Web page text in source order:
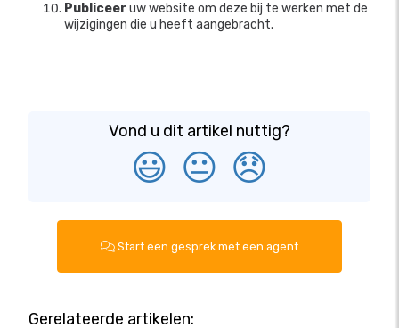
Publiceeruw website om deze bij te werken met de
wijzigingen die u heeft aangebracht.
Vond u dit artikel nuttig?
😃 😐 😞
Start een gesprek met een agent
Gerelateerde artikelen: